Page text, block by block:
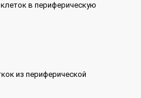
в периферическую
из периферической